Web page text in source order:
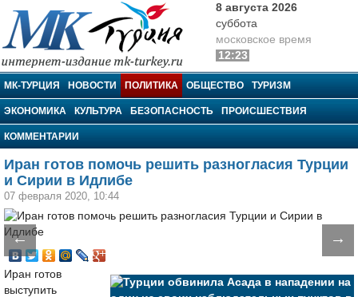
МК-Турция
8 августа 2026
суббота
московское время
12:23
МК-ТУРЦИЯ НОВОСТИ ПОЛИТИКА ОБЩЕСТВО ТУРИЗМ
ЭКОНОМИКА КУЛЬТУРА БЕЗОПАСНОСТЬ ПРОИСШЕСТВИЯ
КОММЕНТАРИИ
Иран готов помочь решить разногласия Турции
и Сирии в Идлибе
07 февраля 2020, 10:44
← →
Иран готов
выступить